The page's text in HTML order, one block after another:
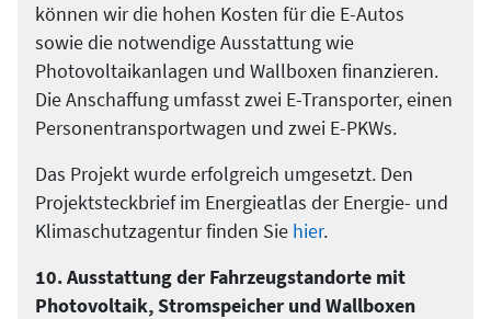
können wir die hohen Kosten für die E-Autos
sowie die notwendige Ausstattung wie
Photovoltaikanlagen und Wallboxen finanzieren.
Die Anschaffung umfasst zwei E-Transporter, einen
Personentransportwagen und zwei E-PKWs.
Das Projekt wurde erfolgreich umgesetzt. Den
Projektsteckbrief im Energieatlas der Energie- und
Klimaschutzagentur finden Sie hier.
10. Ausstattung der Fahrzeugstandorte mit
Photovoltaik, Stromspeicher und Wallboxen